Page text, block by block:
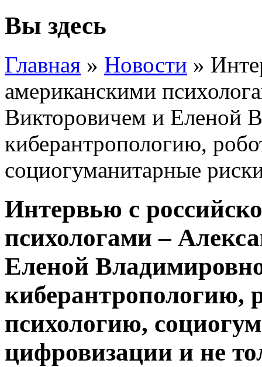
Вы здесь
Главная » Новости »
американскими
Викторовичем и Еленой
киберантропологию,
социогуманитарные
Интервью с
психологами –
Еленой
киберантропологию,
психологию,
цифровизации и не